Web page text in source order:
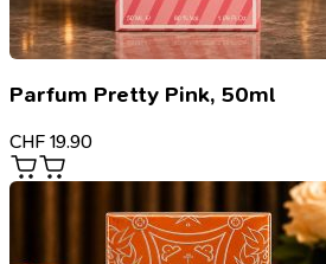
Parfum Pretty Pink, 50ml
CHF 19.90